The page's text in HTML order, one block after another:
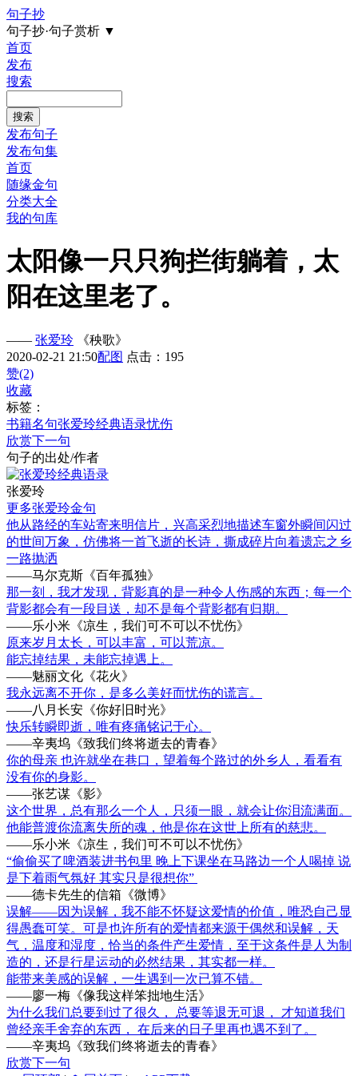
句子抄
句子抄·句子赏析 ▼
首页
发布
搜索
发布句子
发布句集
首页
随缘金句
分类大全
我的句库
太阳像一只只狗拦街躺着，太
阳在这里老了。
—— 张爱玲
《秧歌》
2020-02-21 21:50配图 点击：195
赞(2)
收藏
标签：
书籍名句张爱玲经典语录忧伤
欣赏下一句
句子的出处/作者
张爱玲
更多张爱玲金句
他从路经的车站寄来明信片，兴高采烈地描述车窗外瞬间闪过
的世间万象，仿佛将一首飞逝的长诗，撕成碎片向着遗忘之乡
一路抛洒
——马尔克斯《百年孤独》
那一刻，我才发现，背影真的是一种令人伤感的东西；每一个
背影都会有一段目送，却不是每个背影都有归期。
——乐小米《凉生，我们可不可以不忧伤》
原来岁月太长，可以丰富，可以荒凉。
能忘掉结果，未能忘掉遇上。
——魅丽文化《花火》
我永远离不开你，是多么美好而忧伤的谎言。
——八月长安《你好旧时光》
快乐转瞬即逝，唯有疼痛铭记于心。
——辛夷坞《致我们终将逝去的青春》
你的母亲 也许就坐在巷口，望着每个路过的外乡人，看看有
没有你的身影。
——张艺谋《影》
这个世界，总有那么一个人，只须一眼，就会让你泪流满面。
他能普渡你流离失所的魂，他是你在这世上所有的慈悲。
——乐小米《凉生，我们可不可以不忧伤》
“偷偷买了啤酒装进书包里 晚上下课坐在马路边一个人喝掉 说
是下着雨气氛好 其实只是很想你” ​​​​
——德卡先生的信箱《微博》
误解——因为误解，我不能不怀疑这爱情的价值，唯恐自己显
得愚蠢可笑。可是也许所有的爱情都来源于偶然和误解，天
气，温度和湿度，恰当的条件产生爱情，至于这条件是人为制
造的，还是行星运动的必然结果，其实都一样。
能带来美感的误解，一生遇到一次已算不错。
——廖一梅《像我这样笨拙地生活》
为什么我们总要到过了很久， 总要等退无可退， 才知道我们
曾经亲手舍弃的东西， 在后来的日子里再也遇不到了。
——辛夷坞《致我们终将逝去的青春》
欣赏下一句